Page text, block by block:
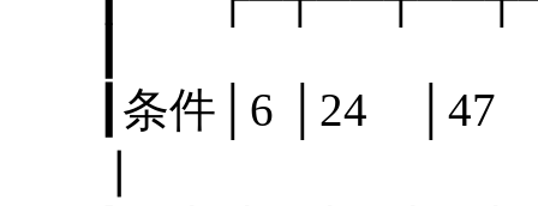
┃条件│6 │24